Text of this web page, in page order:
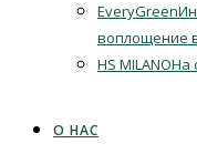
EveryGreen
воплощение
HS MILANOНа
О НАС